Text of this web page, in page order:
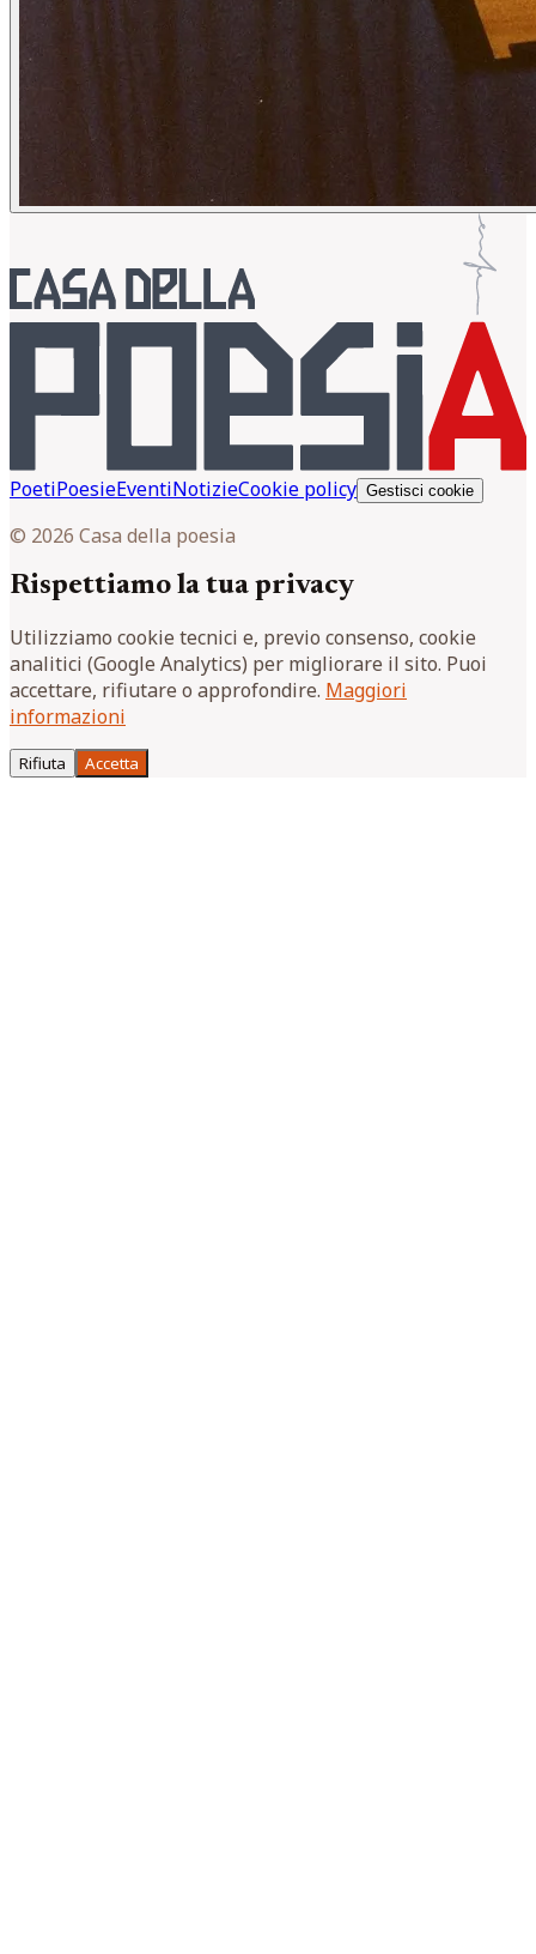
PoetiPoesieEventiNotizieCookie policy Gestisci cookie
© 2026 Casa della poesia
Rispettiamo la tua privacy
Utilizziamo cookie tecnici e, previo consenso, cookie
analitici (Google Analytics) per migliorare il sito. Puoi
accettare, rifiutare o approfondire. Maggiori
informazioni
Rifiuta Accetta